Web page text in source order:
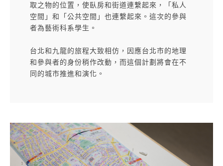
取之物的位置，使臥房和街道連繫起來，「私人
空間」和「公共空間」也連繫起來。這次的參與
者為藝術科系學生。
台北和九龍的旅程大致相仿，因應台北市的地理
和參與者的身份稍作改動，而這個計劃將會在不
同的城市推進和演化。